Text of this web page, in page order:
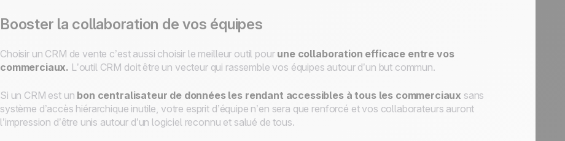
Booster la collaboration de vos équipes
Choisir un CRM de vente c’est aussi choisir le meilleur outil pour une collaboration efficace entre vos
commerciaux. L’outil CRM doit être un vecteur qui rassemble vos équipes autour d’un but commun.
Si un CRM est un bon centralisateur de données les rendant accessibles à tous les commerciaux sans
système d’accès hiérarchique inutile, votre esprit d’équipe n’en sera que renforcé et vos collaborateurs auront
l’impression d’être unis autour d’un logiciel reconnu et salué de tous.